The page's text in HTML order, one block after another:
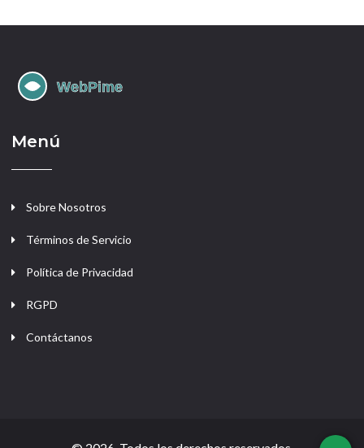
Menú
Sobre Nosotros
Términos de Servicio
Política de Privacidad
RGPD
Contáctanos